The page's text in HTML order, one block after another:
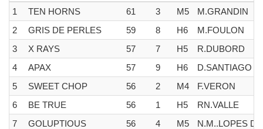
1
TEN HORNS 61 3 M5
M.GRANDIN
2
GRIS DE PERLES 59 8 H6
M.FOULON
3
X RAYS 57 7 H5
R.DUBORD
4
APAX 57 9 H6
D.SANTIAGO
5
SWEET CHOP 56 2 M4
F.VERON
6
BE TRUE 56 1 H5
RN.VALLE
7
GOLUPTIOUS 56 4 M5
N.M..LOPES